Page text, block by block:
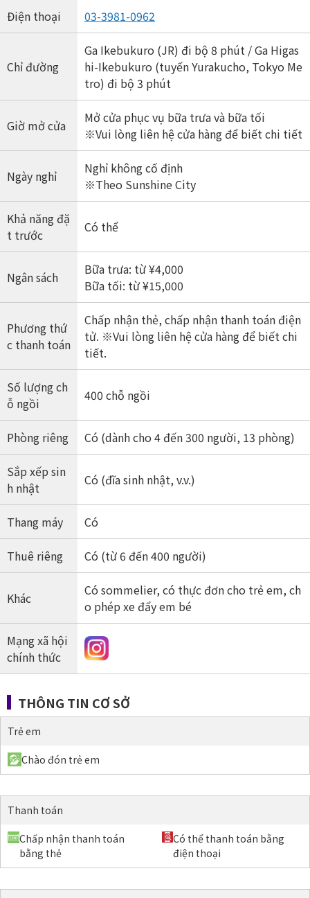
Điện thoại 03-3981-0962
Chỉ đường
Ga Ikebukuro (JR) đi bộ 8 phút / Ga Higas
hi-Ikebukuro (tuyến Yurakucho, Tokyo Me
tro) đi bộ 3 phút
Giờ mở cửa
Mở cửa phục vụ bữa trưa và bữa tối
※Vui lòng liên hệ cửa hàng để biết chi tiết
Ngày nghỉ
Nghỉ không cố định
※Theo Sunshine City
Khả năng đặ
t trước
Có thể
Ngân sách
Bữa trưa: từ ¥4,000
Bữa tối: từ ¥15,000
Phương thứ
c thanh toán
Chấp nhận thẻ, chấp nhận thanh toán điện
tử. ※Vui lòng liên hệ cửa hàng để biết chi
tiết.
Số lượng ch
ỗ ngồi
400 chỗ ngồi
Phòng riêng Có (dành cho 4 đến 300 người, 13 phòng)
Sắp xếp sin
h nhật
Có (đĩa sinh nhật, v.v.)
Thang máy Có
Thuê riêng Có (từ 6 đến 400 người)
Khác
Có sommelier, có thực đơn cho trẻ em, ch
o phép xe đẩy em bé
Mạng xã hội
chính thức
THÔNG TIN CƠ SỞ
Trẻ em
Chào đón trẻ em
Thanh toán
Chấp nhận thanh toán
bằng thẻ
Có thể thanh toán bằng
điện thoại